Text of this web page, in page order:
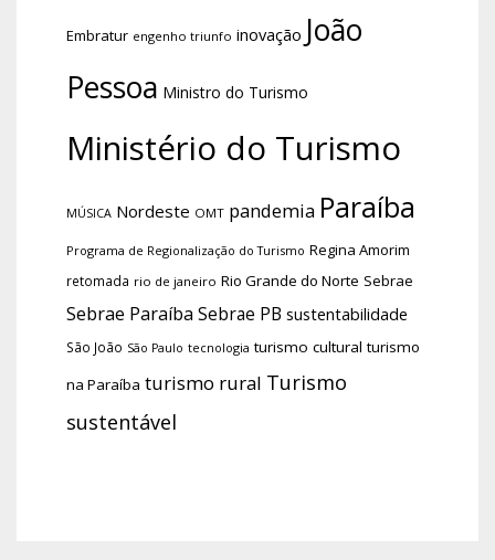
Embratur engenho triunfo inovação João
Pessoa Ministro do Turismo
Ministério do Turismo
MÚSICA Nordeste OMT pandemia Paraíba
Programa de Regionalização do Turismo Regina Amorim
retomada rio de janeiro Rio Grande do Norte Sebrae
Sebrae Paraíba Sebrae PB sustentabilidade
São João São Paulo tecnologia turismo cultural turismo
na Paraíba turismo rural Turismo
sustentável